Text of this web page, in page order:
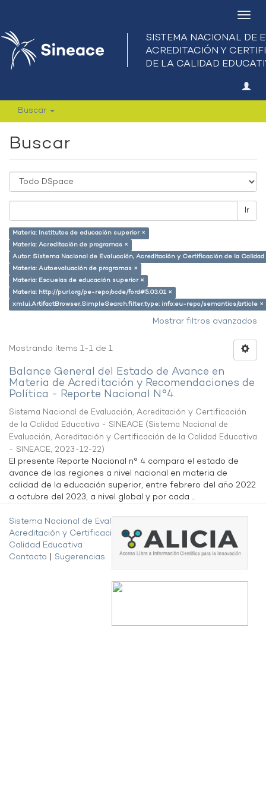
Buscar
Buscar
Ir
Materia: Institutos de educación superior ×
Materia: Acreditación de programas ×
Autor: Sistema Nacional de Evaluación, Acreditación y Certificación de la
Materia: Autoevaluación de programas ×
Materia: Escuelas de educación superior ×
Materia: http://purl.org/pe-repo/ocde/ford#5.03.01 ×
xmlui.ArtifactBrowser.SimpleSearch.filter.type: info:eu-repo/semantics/article ×
Mostrar filtros avanzados
Mostrando ítems 1-1 de 1
Balance General del Estado de Avance en
Materia de Acreditación y Recomendaciones de
Política - Reporte Nacional N°4.
Sistema Nacional de Evaluación, Acreditación y Certificación
de la Calidad Educativa - SINEACE (Sistema Nacional de
Evaluación, Acreditación y Certificación de la Calidad Educativa
- SINEACE, 2023-12-22)
El presente Reporte Nacional n° 4 compara el estado de
avance de las regiones a nivel nacional en materia de
calidad de la educación superior, entre febrero del año 2022
a octubre del 2023, a nivel global y por cada ...
Sistema Nacional de Evaluación,
Acreditación y Certificación de la
Calidad Educativa
Contacto
Sugerencias